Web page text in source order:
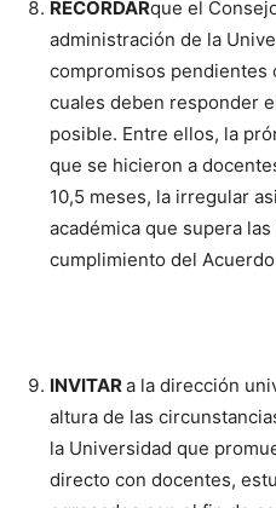
RECORDARque el
administración de la
compromisos pendientes
cuales deben responder
posible. Entre ellos, la
que se hicieron a
10,5 meses, la irregular
académica que supera
cumplimiento del
INVITAR a la dirección
altura de las
la Universidad que
directo con docentes,